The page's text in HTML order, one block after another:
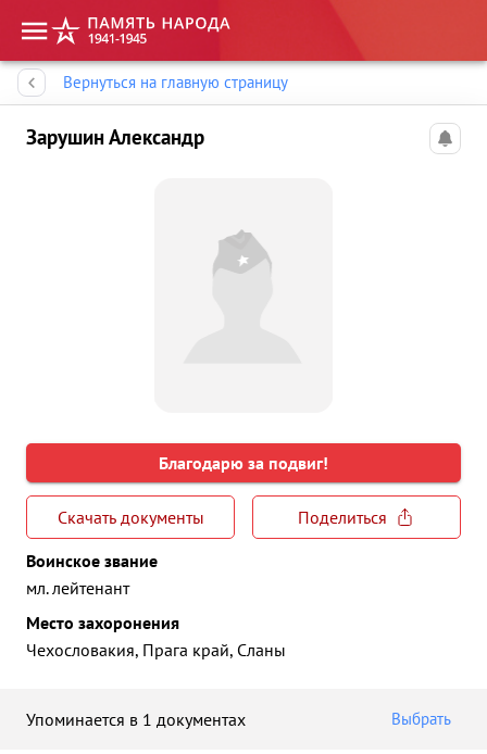
Вернуться на главную страницу
Зарушин Александр
Благодарю за подвиг!
Скачать документы
Поделиться
Воинское звание
мл. лейтенант
Место захоронения
Чехословакия, Прага край, Сланы
Упоминается в 1 документах Выбрать
Память народа